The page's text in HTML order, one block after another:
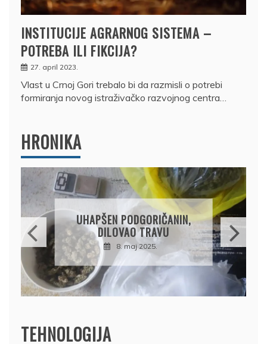
INSTITUCIJE AGRARNOG SISTEMA –
POTREBA ILI FIKCIJA?
27. april 2023.
Vlast u Crnoj Gori trebalo bi da razmisli o potrebi
formiranja novog istraživačko razvojnog centra…
HRONIKA
DRŽAVLJANIN RUSIJE
OSUMNJIČEN DA JE
PRODAO TUĐI BMW,
DRŽAVU NAPUSTIO
BRODOM
12. februar 2025.
TEHNOLOGIJA